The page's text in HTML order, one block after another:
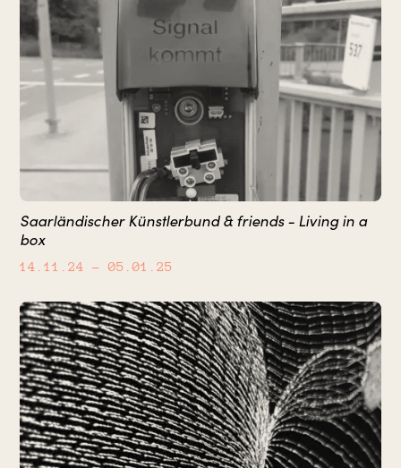
Saarländischer Künstlerbund & friends - Living in a
box
14.11.24 – 05.01.25